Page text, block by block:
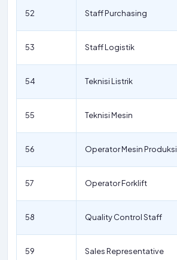
52 Staff Purchasing
53 Staff Logistik
54 Teknisi Listrik
55 Teknisi Mesin
56 Operator Mesin Produksi
57 Operator Forklift
58 Quality Control Staff
59 Sales Representative